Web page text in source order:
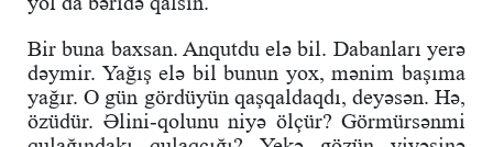
Bir buna baxsan. Anqutdu elə bil. Dabanları yerə
dəymir. Yağış elə bil bunun yox, mənim başıma
yağır. O gün gördüyün qaşqaldaqdı, deyəsən. Hə,
özüdür. Əlini-qolunu niyə ölçür? Görmürsənmi